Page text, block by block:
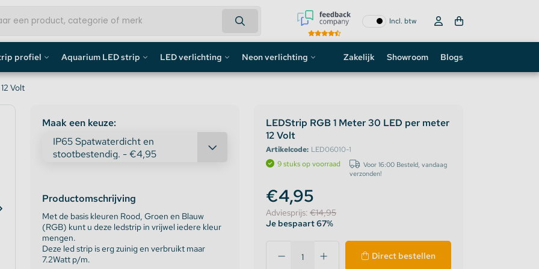
Incl. btw
profiel
/ Gipsplaten Profiel
Aquarium LED strip
Aquarium LED Strip accessoires
Aquarium LED Balken
LED verlichting Neon verlichting
Custom neon sign
Neon LED strip
Zakelijk Showroom Blogs
Volt
Maak een keuze:
Productomschrijving
Met de basis kleuren Rood, Groen en Blauw
(RGB) kunt u deze ledstrip in vrijwel iedere kleur
mengen.
Deze led strip is erg zuinig en verbruikt maar
7.2Watt p/m.
LEDStrip RGB 1 Meter 30 LED per meter
12 Volt
Artikelcode: LED06010-1
9 stuks op voorraad
Voor 16:00 Besteld, vandaag
verzonden!
€4,95
Adviesprijs: €14,95
Je bespaart 67%
Direct bestellen